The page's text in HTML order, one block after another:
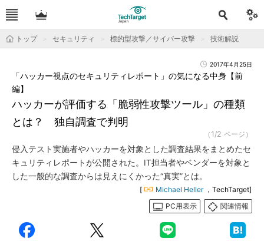
トップ セキュリティ 標的型攻撃／サイバー攻撃 技術解説
2017年4月25日
ハッカーが評価する「脆弱性攻撃ツール」の種類
とは？ 独自調査で判明
「ハッカー視点のセキュリティレポート」の気になる中身【前
編】
（1/2 ページ）
侵入テスト実施者やハッカーを対象とした調査結果をまとめたセ
キュリティレポートが公開された。IT担当者やベンダーを対象と
した一般的な調査からは見えにくかった“真実”とは。
[ Michael Heller ，TechTarget]
PC用表示
関連情報